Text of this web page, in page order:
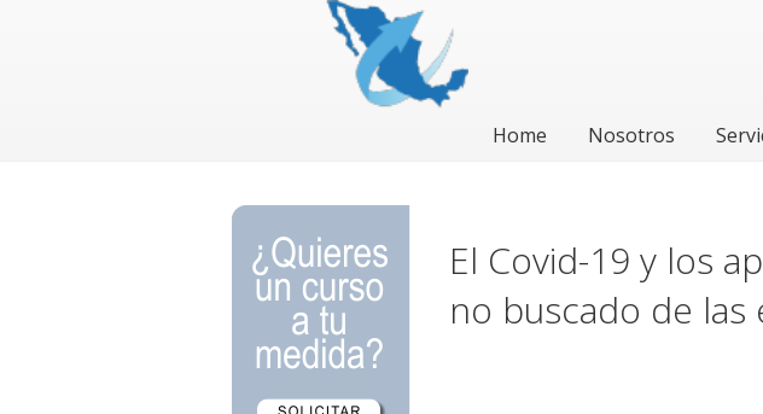
Home Nosotros
El Covid-19 y los
no buscado de las